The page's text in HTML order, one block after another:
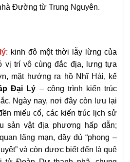
Đường từ Trung Nguyên.
: kinh đô một thời lẫy lừng của
vị trí vô cùng đắc địa, lưng tựa
mặt hướng ra hồ Nhĩ Hải, kế
Đại Lý – công trình kiến trúc
Ngày nay, nơi đây còn lưu lại
miếu cổ, các kiến trúc lịch sử
sản vật địa phương hấp dẫn;
lãng mạn, đầy đủ “phong –
và còn được biết đến là quê